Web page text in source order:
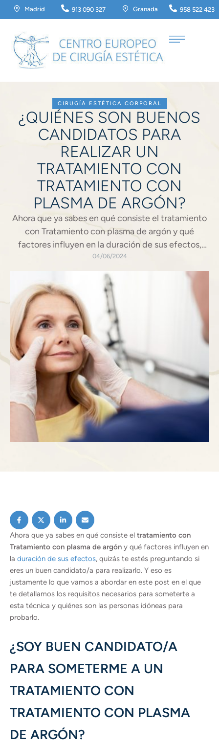
Madrid 913 090 327 Granada 958 522 423
CIRUGÍA ESTÉTICA CORPORAL
¿QUIÉNES SON BUENOS
CANDIDATOS PARA
REALIZAR UN
TRATAMIENTO CON
TRATAMIENTO CON
PLASMA DE ARGÓN?
Ahora que ya sabes en qué consiste el tratamiento
con Tratamiento con plasma de argón y qué
factores influyen en la duración de sus efectos,
quizás te estés preguntando si eres un buen
candidato/a para realizarlo. Y eso es justamente lo
que vamos a abordar en este post en el que te
detallamos los requisitos …
04/06/2024
Ahora que ya sabes en qué consiste el tratamiento con
Tratamiento con plasma de argón y qué factores influyen en
la duración de sus efectos, quizás te estés preguntando si
eres un buen candidato/a para realizarlo. Y eso es
justamente lo que vamos a abordar en este post en el que
te detallamos los requisitos necesarios para someterte a
esta técnica y quiénes son las personas idóneas para
probarlo.
¿SOY BUEN CANDIDATO/A
PARA SOMETERME A UN
TRATAMIENTO CON
TRATAMIENTO CON PLASMA
DE ARGÓN?